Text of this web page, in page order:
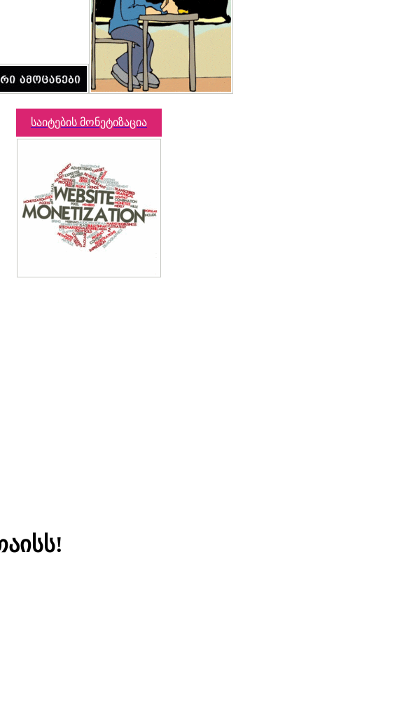
საიტების მონეტიზაცია